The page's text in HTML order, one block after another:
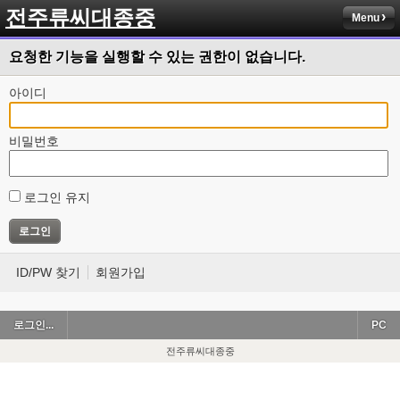
전주류씨대종중 Menu
요청한 기능을 실행할 수 있는 권한이 없습니다.
아이디
비밀번호
로그인 유지
ID/PW 찾기 회원가입
로그인... PC
전주류씨대종중